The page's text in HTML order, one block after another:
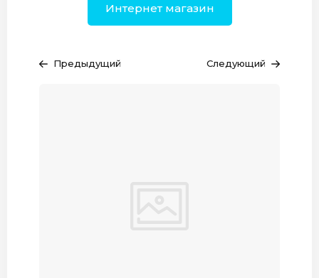
Интернет магазин
Предыдущий Следующий